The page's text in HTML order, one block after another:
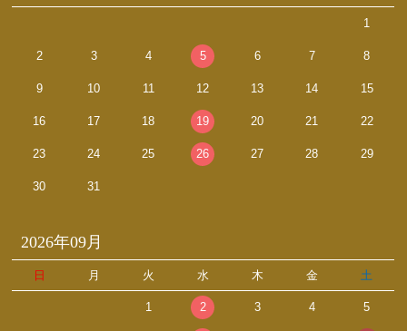
1
2 3 4 5 6 7 8
9 10 11 12 13 14 15
16 17 18 19 20 21 22
23 24 25 26 27 28 29
30 31
2026年09月
日 月 火 水 木 金 土
1 2 3 4 5